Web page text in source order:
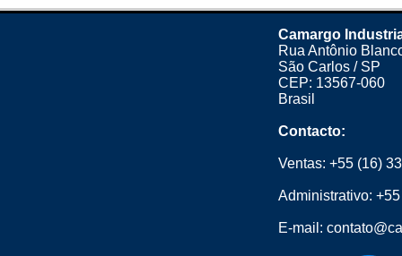
Camargo
Rua Antônio
São Carlos / SP
CEP: 13567-060
Brasil
Contacto:
Ventas: +55 (16)
Administrativo:
E-mail: